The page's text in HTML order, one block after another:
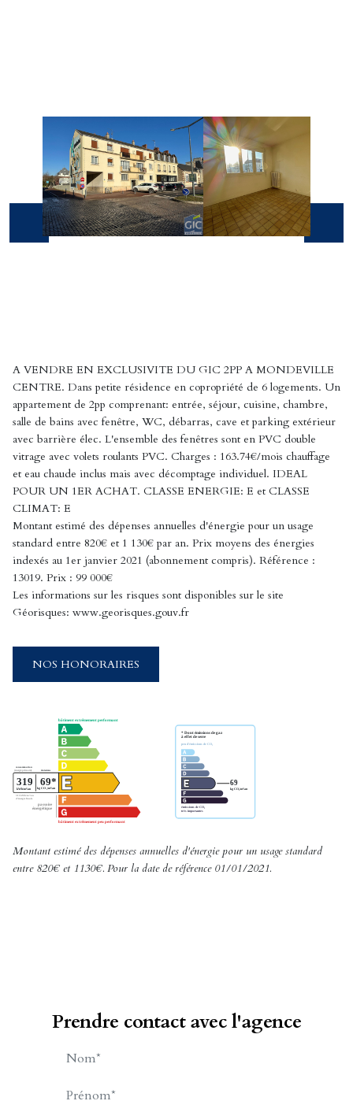
A VENDRE EN EXCLUSIVITE DU GIC 2PP A MONDEVILLE
CENTRE. Dans petite résidence en copropriété de 6 logements. Un
appartement de 2pp comprenant: entrée, séjour, cuisine, chambre,
salle de bains avec fenêtre, WC, débarras, cave et parking extérieur
avec barrière élec. L'ensemble des fenêtres sont en PVC double
vitrage avec volets roulants PVC. Charges : 163.74€/mois chauffage
et eau chaude inclus mais avec décomptage individuel. IDEAL
POUR UN 1ER ACHAT. CLASSE ENERGIE: E et CLASSE
CLIMAT: E
Montant estimé des dépenses annuelles d'énergie pour un usage
standard entre 820€ et 1 130€ par an. Prix moyens des énergies
indexés au 1er janvier 2021 (abonnement compris). Référence :
13019. Prix : 99 000€
Les informations sur les risques sont disponibles sur le site
Géorisques: www.georisques.gouv.fr
NOS HONORAIRES
Montant estimé des dépenses annuelles d'énergie pour un usage standard
entre 820€ et 1130€. Pour la date de référence 01/01/2021.
BILLET Charles-Henry
Prendre contact avec l'agence